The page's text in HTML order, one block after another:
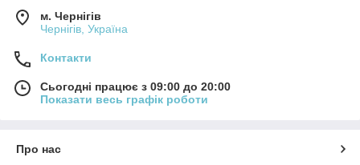
м. Чернігів
Чернігів, Україна
Контакти
Сьогодні працює з 09:00 до 20:00
Показати весь графік роботи
Про нас